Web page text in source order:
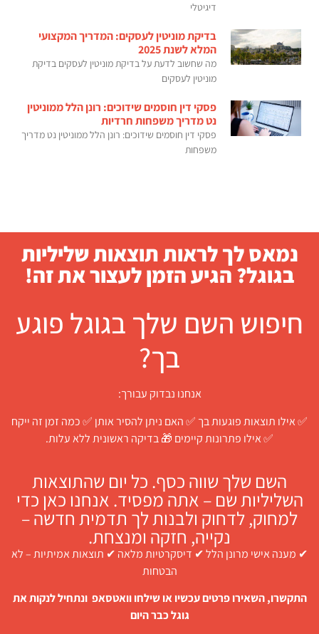
דיגיטלי
בדיקת מוניטין לעסקים: המדריך המקצועי
המלא לשנת 2025
מה שחשוב לדעת על בדיקת מוניטין לעסקים בדיקת
מוניטין לעסקים
פסקי דין חוסמים שידוכים: רונן הלל ממוניטין
נט מדריך משפחות חרדיות
פסקי דין חוסמים שידוכים: רונן הלל ממוניטין נט מדריך
משפחות
נמאס לך לראות תוצאות שליליות
בגוגל? הגיע הזמן לעצור את זה!
חיפוש השם שלך בגוגל פוגע
בך?
אנחנו נבדוק עבורך:
✅ אילו תוצאות פוגעות בך ✅ האם ניתן להסיר אותן ✅ כמה זמן זה ייקח
✅ אילו פתרונות קיימים 🎁 בדיקה ראשונית ללא עלות.
השם שלך שווה כסף. כל יום שהתוצאות
השליליות שם – אתה מפסיד. אנחנו כאן כדי
למחוק, לדחוק ולבנות לך תדמית חדשה –
נקייה, חזקה ומנצחת.
✔ מענה אישי מרונן הלל ✔ דיסקרטיות מלאה ✔ תוצאות אמיתיות – לא
הבטחות
התקשרו, השאירו פרטים עכשיו או שילחו וואטסאפ ונתחיל לנקות את
גוגל כבר היום